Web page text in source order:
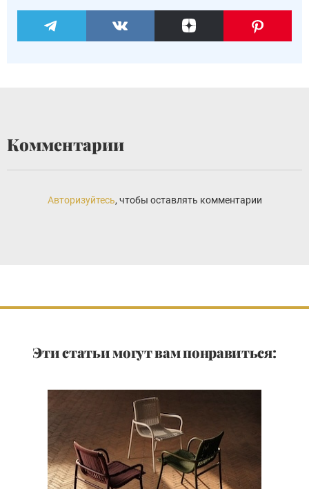
Комментарии
Авторизуйтесь, чтобы оставлять комментарии
Эти статьи могут вам понравиться: